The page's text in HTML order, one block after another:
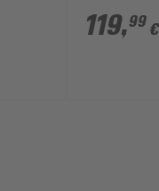
119,99 €